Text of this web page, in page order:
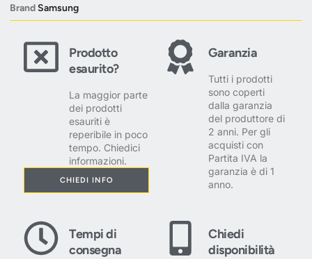
BrandSamsung
Prodotto
esaurito?
La maggior parte
dei prodotti
esauriti è
reperibile in poco
tempo. Chiedici
informazioni.
CHIEDI INFO
Garanzia
Tutti i prodotti
sono coperti
dalla garanzia
del produttore di
2 anni. Per gli
acquisti con
Partita IVA la
garanzia è di 1
anno.
Tempi di
consegna
Chiedi
disponibilità